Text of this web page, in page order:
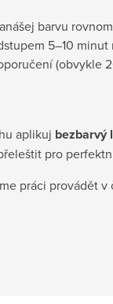
barvu
5–10 minut
(obvykle
aplikuj bezbarvý
pro
práci provádět